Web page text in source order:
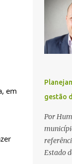
em
o novo
Dias
por
gestão
Por
Estado